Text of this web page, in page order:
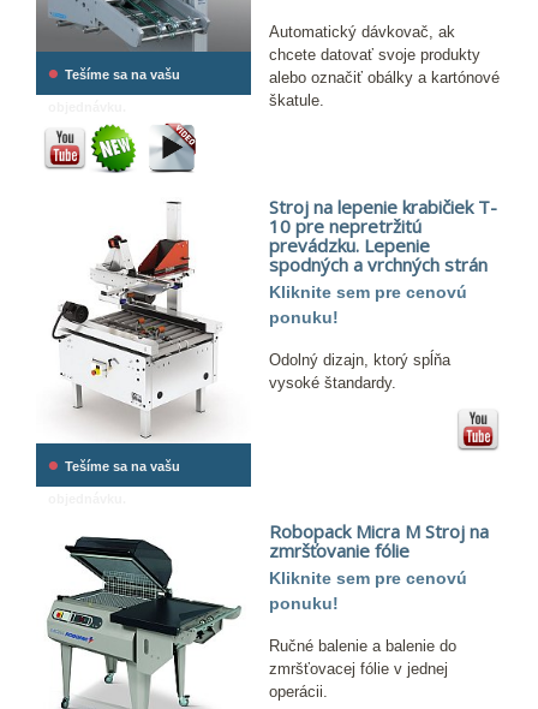
• Tešíme sa na vašu
Automatický dávkovač, ak
chcete datovať svoje produkty
alebo označiť obálky a kartónové
škatule.
• Tešíme sa na vašu
Stroj na lepenie krabičiek T-
10 pre nepretržitú
prevádzku. Lepenie
spodných a vrchných strán
Kliknite sem pre cenovú
ponuku!
Odolný dizajn, ktorý spĺňa
vysoké štandardy.
Robopack Micra M Stroj na
zmršťovanie fólie
Kliknite sem pre cenovú
ponuku!
Ručné balenie a balenie do
zmršťovacej fólie v jednej
operácii.